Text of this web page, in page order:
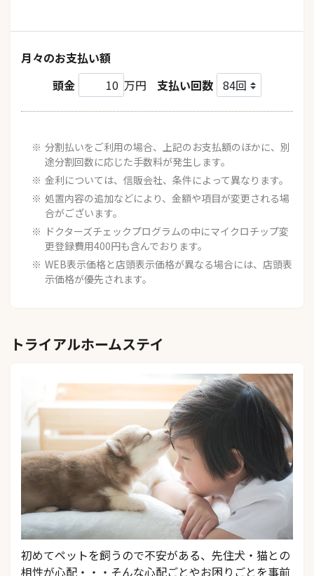
月々のお支払い額
頭金
万円 支払い回数
分割払いをご利用の場合、上記のお支払額のほかに、別
途分割回数に応じた手数料が発生します。
金利については、信販会社、条件によって異なります。
処置内容の追加などにより、金額や項目が変更される場
合がございます。
ドクターズチェックプログラムの中にマイクロチップ変
更登録費用400円も含んでおります。
WEB表示価格と店頭表示価格が異なる場合には、店頭表
示価格が優先されます。
トライアルホームステイ
初めてペットを飼うので不安がある、先住犬・猫との
相性が心配・・・そんな心配ごとやお困りごとを事前